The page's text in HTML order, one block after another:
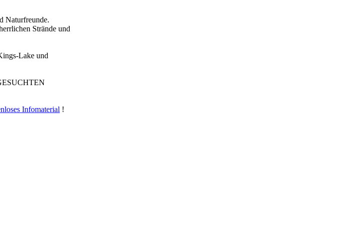
Naturfreunde.
Strände und
Lake und
Infomaterial !